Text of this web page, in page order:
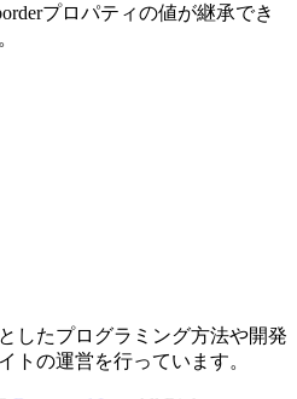
プロパティの値が継承でき
したプログラミング方法や開発
トの運営を行っています。